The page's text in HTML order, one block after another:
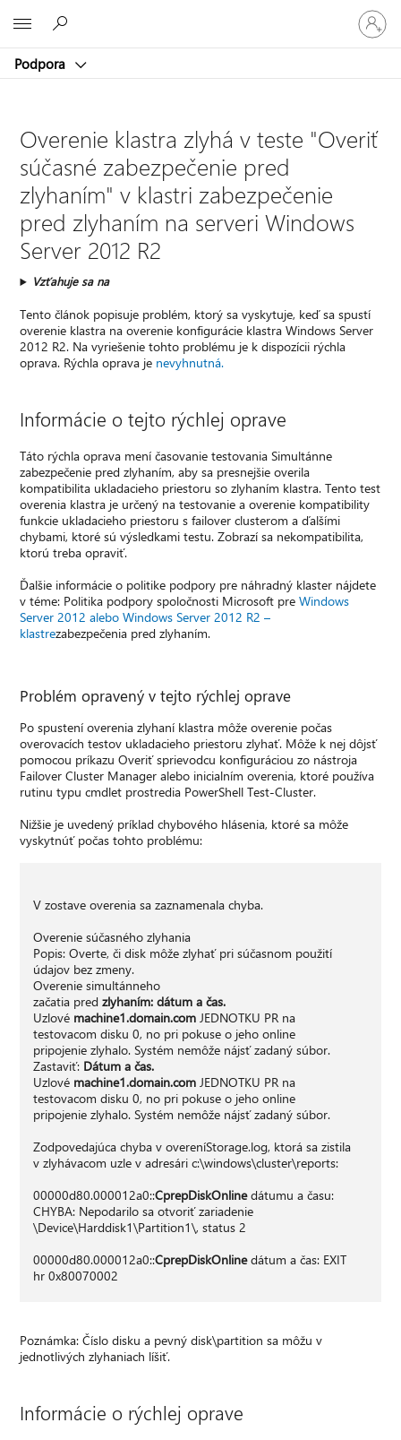
Podpora
Prihláste
sa
k
kontu
Overenie klastra zlyhá v teste "Overiť
súčasné zabezpečenie pred
zlyhaním" v klastri zabezpečenie
pred zlyhaním na serveri Windows
Server 2012 R2
Vzťahuje sa na
Tento článok popisuje problém, ktorý sa vyskytuje, keď sa spustí
overenie klastra na overenie konfigurácie klastra Windows Server
2012 R2. Na vyriešenie tohto problému je k dispozícii rýchla
oprava. Rýchla oprava je nevyhnutná.
Informácie o tejto rýchlej oprave
Táto rýchla oprava mení časovanie testovania Simultánne
zabezpečenie pred zlyhaním, aby sa presnejšie overila
kompatibilita ukladacieho priestoru so zlyhaním klastra. Tento test
overenia klastra je určený na testovanie a overenie kompatibility
funkcie ukladacieho priestoru s failover clusterom a ďalšími
chybami, ktoré sú výsledkami testu. Zobrazí sa nekompatibilita,
ktorú treba opraviť.
Ďalšie informácie o politike podpory pre náhradný klaster nájdete
v téme: Politika podpory spoločnosti Microsoft preWindows
Server 2012 alebo Windows Server 2012 R2 –
klastrezabezpečenia pred zlyhaním.
Problém opravený v tejto rýchlej oprave
Po spustení overenia zlyhaní klastra môže overenie počas
overovacích testov ukladacieho priestoru zlyhať. Môže k nej dôjsť
pomocou príkazu Overiť sprievodcu konfiguráciou zo nástroja
Failover Cluster Manager alebo inicialním overenia, ktoré používa
rutinu typu cmdlet prostredia PowerShell Test-Cluster.
Nižšie je uvedený príklad chybového hlásenia, ktoré sa môže
vyskytnúť počas tohto problému:
V zostave overenia sa zaznamenala chyba.
Overenie súčasného zlyhania
Popis: Overte, či disk môže zlyhať pri súčasnom použití
údajov bez zmeny.
Overenie simultánneho
začatia pred zlyhaním: dátum a čas.
Uzlové machine1.domain.comJEDNOTKU PR na
testovacom disku 0, no pri pokuse o jeho online
pripojenie zlyhalo. Systém nemôže nájsť zadaný súbor.
Zastaviť: Dátum a čas.
Uzlové machine1.domain.comJEDNOTKU PR na
testovacom disku 0, no pri pokuse o jeho online
pripojenie zlyhalo. Systém nemôže nájsť zadaný súbor.
Zodpovedajúca chyba v overeníStorage.log, ktorá sa zistila
v zlyhávacom uzle v adresári c:\windows\cluster\reports:
00000d80.000012a0::CprepDiskOnlinedátumu a času:
CHYBA: Nepodarilo sa otvoriť zariadenie
\Device\Harddisk1\Partition1\, status 2
00000d80.000012a0::CprepDiskOnlinedátum a čas: EXIT
hr 0x80070002
Poznámka: Číslo disku a pevný disk\partition sa môžu v
jednotlivých zlyhaniach líšiť.
Informácie o rýchlej oprave